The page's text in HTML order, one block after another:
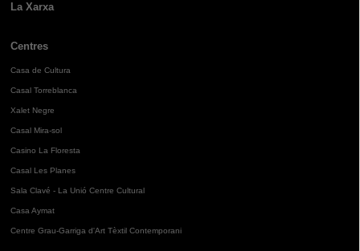
La Xarxa
Centres
Casa de Cultura
Casal Torreblanca
Xalet Negre
Casal Mira-sol
Casino La Floresta
Casal Les Planes
Sala Clavé - La Unió Centre Cultural
Casa Aymat
Centre Grau-Garriga d'Art Tèxtil Contemporani